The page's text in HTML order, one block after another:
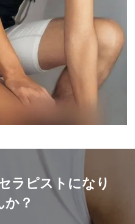
ラピストになり
か？